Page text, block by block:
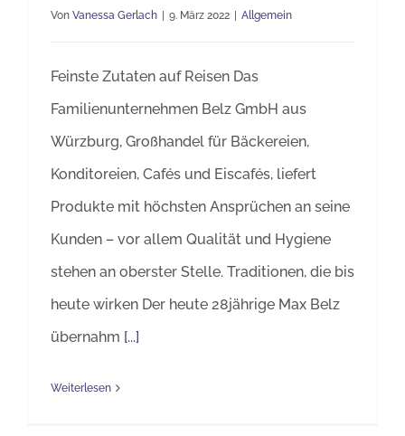
Von Vanessa Gerlach 9. März 2022 Allgemein
Feinste Zutaten auf Reisen Das
Familienunternehmen Belz GmbH aus
Würzburg, Großhandel für Bäckereien,
Konditoreien, Cafés und Eiscafés, liefert
Produkte mit höchsten Ansprüchen an seine
Kunden – vor allem Qualität und Hygiene
stehen an oberster Stelle. Traditionen, die bis
heute wirken Der heute 28jährige Max Belz
übernahm [...]
Weiterlesen